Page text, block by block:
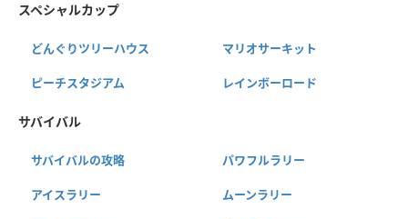
スペシャルカップ
どんぐりツリーハウス マリオサーキット
ピーチスタジアム レインボーロード
サバイバル
サバイバルの攻略 パワフルラリー
アイスラリー ムーンラリー